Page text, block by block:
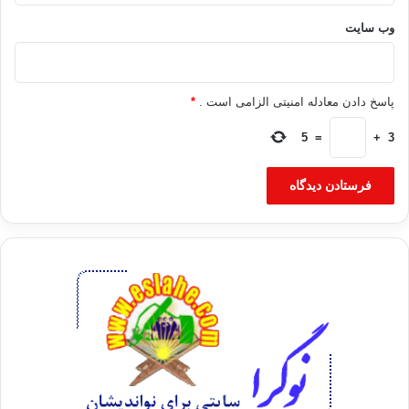
منبع : العالم
وب‌ سایت
پاسخ دادن معادله امنیتی الزامی است . *
3
+
=
5